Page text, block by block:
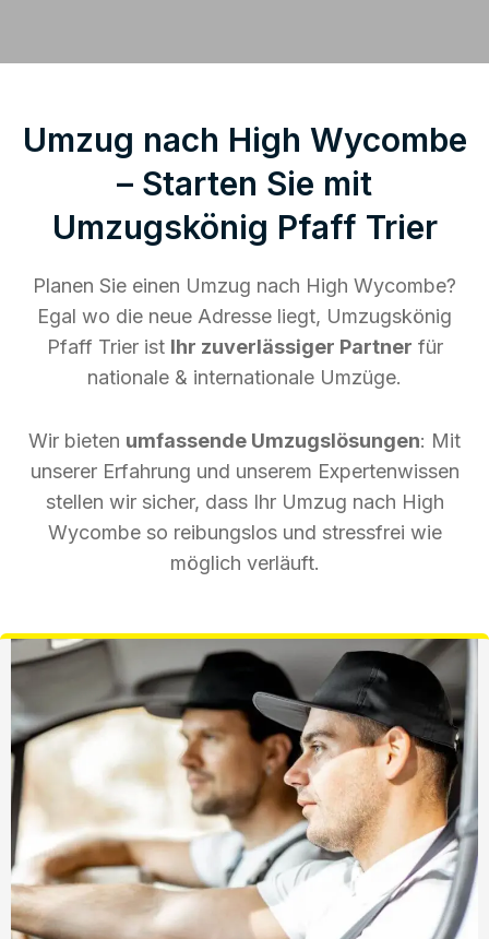
Umzug nach High Wycombe
– Starten Sie mit
Umzugskönig Pfaff Trier
Planen Sie einen Umzug nach High Wycombe?
Egal wo die neue Adresse liegt, Umzugskönig
Pfaff Trier ist Ihr zuverlässiger Partner für
nationale & internationale Umzüge.
Wir bieten umfassende Umzugslösungen: Mit
unserer Erfahrung und unserem Expertenwissen
stellen wir sicher, dass Ihr Umzug nach High
Wycombe so reibungslos und stressfrei wie
möglich verläuft.